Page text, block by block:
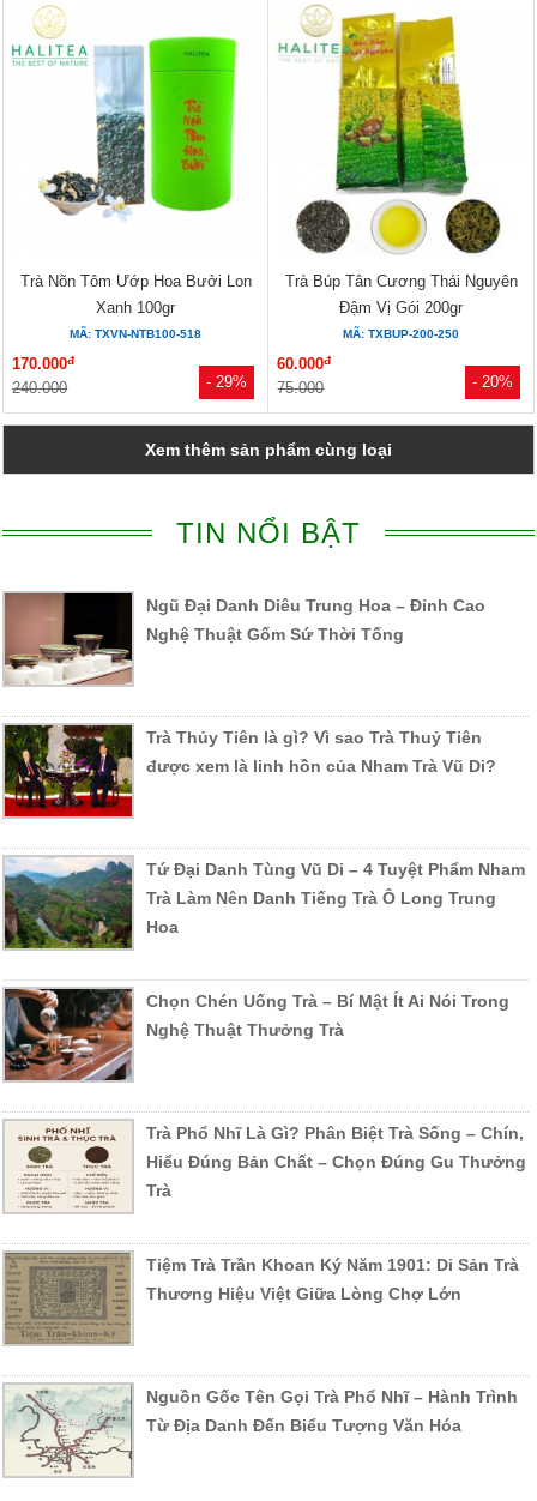
- 29%
Trà Nõn Tôm Ướp Hoa Bưởi Lon
Xanh 100gr
MÃ: TXVN-NTB100-518
170.000đ
240.000 - 20%
Trà Búp Tân Cương Thái Nguyên
Đậm Vị Gói 200gr
MÃ: TXBUP-200-250
60.000đ
75.000
Xem thêm sản phẩm cùng loại
TIN NỔI BẬT
Ngũ Đại Danh Diêu Trung Hoa – Đỉnh Cao
Nghệ Thuật Gốm Sứ Thời Tống
Trà Thủy Tiên là gì? Vì sao Trà Thuỷ Tiên
được xem là linh hồn của Nham Trà Vũ Di?
Tứ Đại Danh Tùng Vũ Di – 4 Tuyệt Phẩm Nham
Trà Làm Nên Danh Tiếng Trà Ô Long Trung
Hoa
Chọn Chén Uống Trà – Bí Mật Ít Ai Nói Trong
Nghệ Thuật Thưởng Trà
Trà Phổ Nhĩ Là Gì? Phân Biệt Trà Sống – Chín,
Hiểu Đúng Bản Chất – Chọn Đúng Gu Thưởng
Trà
Tiệm Trà Trần Khoan Ký Năm 1901: Di Sản Trà
Thương Hiệu Việt Giữa Lòng Chợ Lớn
Nguồn Gốc Tên Gọi Trà Phổ Nhĩ – Hành Trình
Từ Địa Danh Đến Biểu Tượng Văn Hóa